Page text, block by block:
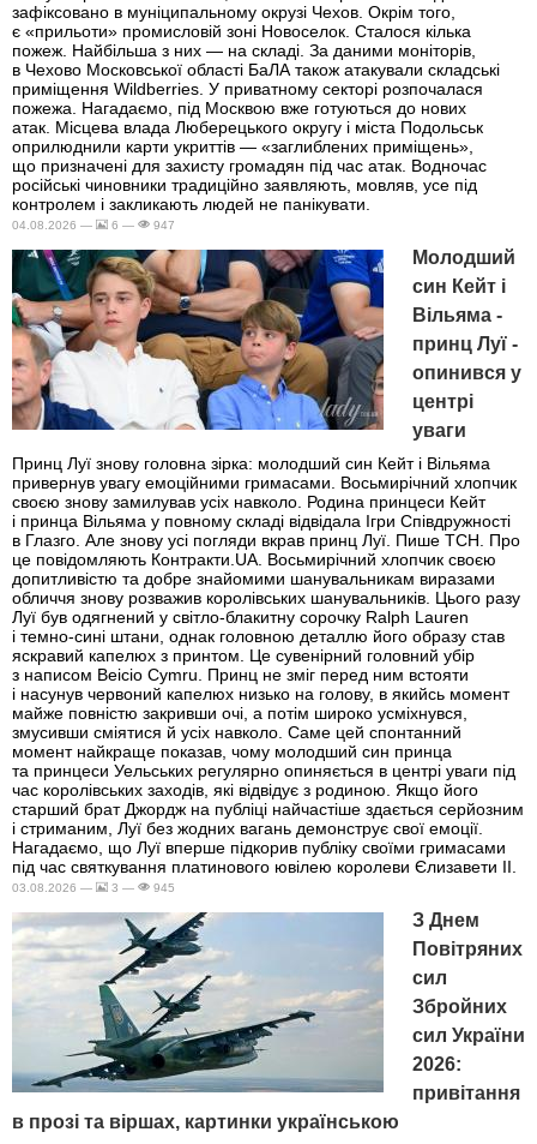
зафіксовано в муніципальному окрузі Чехов. Окрім того,
є «прильоти» промисловій зоні Новоселок. Сталося кілька
пожеж. Найбільша з них — на складі. За даними моніторів,
в Чехово Московської області БаЛА також атакували складські
приміщення Wildberries. У приватному секторі розпочалася
пожежа. Нагадаємо, під Москвою вже готуються до нових
атак. Місцева влада Люберецького округу і міста Подольськ
оприлюднили карти укриттів — «заглиблених приміщень»,
що призначені для захисту громадян під час атак. Водночас
російські чиновники традиційно заявляють, мовляв, усе під
контролем і закликають людей не панікувати.
04.08.2026 — 6 — 947
Молодший
син Кейт і
Вільяма -
принц Луї -
опинився у
центрі
уваги
Принц Луї знову головна зірка: молодший син Кейт і Вільяма
привернув увагу емоційними гримасами. Восьмирічний хлопчик
своєю знову замилував усіх навколо. Родина принцеси Кейт
і принца Вільяма у повному складі відвідала Ігри Співдружності
в Глазго. Але знову усі погляди вкрав принц Луї. Пише ТСН. Про
це повідомляють Контракти.UA. Восьмирічний хлопчик своєю
допитливістю та добре знайомими шанувальникам виразами
обличчя знову розважив королівських шанувальників. Цього разу
Луї був одягнений у світло-блакитну сорочку Ralph Lauren
і темно-сині штани, однак головною деталлю його образу став
яскравий капелюх з принтом. Це сувенірний головний убір
з написом Beicio Cymru. Принц не зміг перед ним встояти
і насунув червоний капелюх низько на голову, в якийсь момент
майже повністю закривши очі, а потім широко усміхнувся,
змусивши сміятися й усіх навколо. Саме цей спонтанний
момент найкраще показав, чому молодший син принца
та принцеси Уельських регулярно опиняється в центрі уваги під
час королівських заходів, які відвідує з родиною. Якщо його
старший брат Джордж на публіці найчастіше здається серйозним
і стриманим, Луї без жодних вагань демонструє свої емоції.
Нагадаємо, що Луї вперше підкорив публіку своїми гримасами
під час святкування платинового ювілею королеви Єлизавети II.
03.08.2026 — 3 — 945
З Днем
Повітряних
сил
Збройних
сил України
2026:
привітання
в прозі та віршах, картинки українською